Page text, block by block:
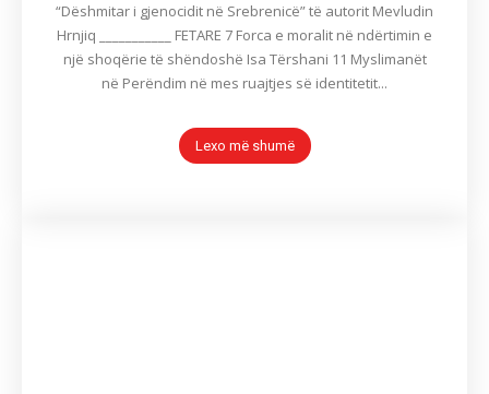
“Dëshmitar i gjenocidit në Srebrenicë” të autorit Mevludin
Hrnjiq ___________ FETARE 7 Forca e moralit në ndërtimin e
një shoqërie të shëndoshë Isa Tërshani 11 Myslimanët
në Perëndim në mes ruajtjes së identitetit...
Lexo më shumë